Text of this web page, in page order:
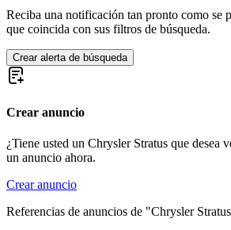
Reciba una notificación tan pronto como se
que coincida con sus filtros de búsqueda.
Crear alerta de búsqueda
Crear anuncio
¿Tiene usted un Chrysler Stratus que desea
un anuncio ahora.
Crear anuncio
Referencias de anuncios de "Chrysler